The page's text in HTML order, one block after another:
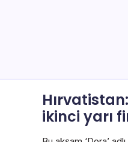
ikinci yarı